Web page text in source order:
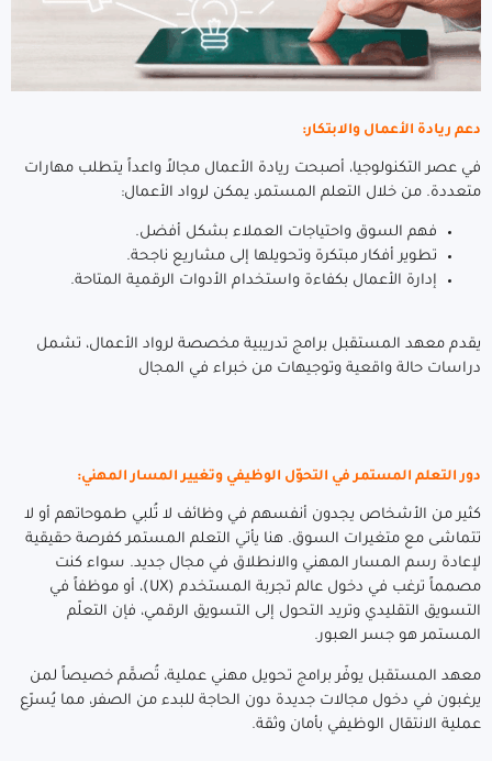
دعم ريادة الأعمال والابتكار:
في عصر التكنولوجيا، أصبحت ريادة الأعمال مجالاً واعداً يتطلب مهارات
متعددة. من خلال التعلم المستمر، يمكن لرواد الأعمال:
فهم السوق واحتياجات العملاء بشكل أفضل.
تطوير أفكار مبتكرة وتحويلها إلى مشاريع ناجحة.
إدارة الأعمال بكفاءة واستخدام الأدوات الرقمية المتاحة.
يقدم معهد المستقبل برامج تدريبية مخصصة لرواد الأعمال، تشمل
دراسات حالة واقعية وتوجيهات من خبراء في المجال
دور التعلم المستمر في التحوّل الوظيفي وتغيير المسار المهني:
كثير من الأشخاص يجدون أنفسهم في وظائف لا تُلبي طموحاتهم أو لا
تتماشى مع متغيرات السوق. هنا يأتي التعلم المستمر كفرصة حقيقية
لإعادة رسم المسار المهني والانطلاق في مجال جديد. سواء كنت
مصمماً ترغب في دخول عالم تجربة المستخدم (UX)، أو موظفاً في
التسويق التقليدي وتريد التحول إلى التسويق الرقمي، فإن التعلّم
المستمر هو جسر العبور.
معهد المستقبل يوفّر برامج تحويل مهني عملية، تُصمَّم خصيصاً لمن
يرغبون في دخول مجالات جديدة دون الحاجة للبدء من الصفر، مما يُسرّع
عملية الانتقال الوظيفي بأمان وثقة.